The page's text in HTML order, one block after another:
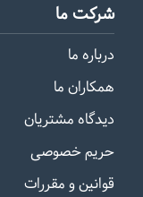
شرکت ما
درباره ما
همکاران ما
دیدگاه مشتریان
حریم خصوصی
قوانین و مقررات